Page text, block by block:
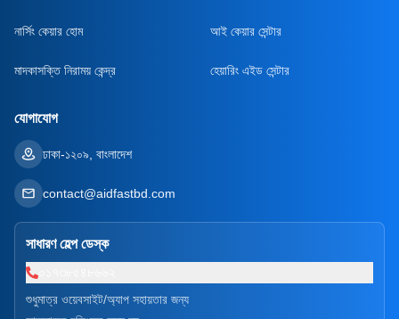
নার্সিং কেয়ার হোম আই কেয়ার সেন্টার
মাদকাসক্তি নিরাময় কেন্দ্র হেয়ারিং এইড সেন্টার
যোগাযোগ
ঢাকা-১২০৯, বাংলাদেশ
contact@aidfastbd.com
সাধারণ হেল্প ডেস্ক
শুধুমাত্র ওয়েবসাইট/অ্যাপ সহায়তার জন্য